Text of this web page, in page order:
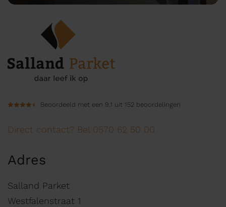
Beoordeeld met een 9.1 uit 152 beoordelingen
Direct contact? Bel 0570 62 50 00
Adres
Salland Parket
Westfalenstraat 1